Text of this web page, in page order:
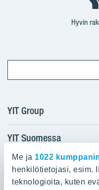
Me ja 1022
henkilötietojasi, esim.
teknologioita, kuten
Hyvin
YIT Group
Tietoa YIT:stä
Töihin meille
Sijoittajat
Projektit
YIT Suomessa
Myytävät asunnot
Vuokrattavat toimitilat
YIT:n pääkonttori
Panuntie 11, PL 36, 00620